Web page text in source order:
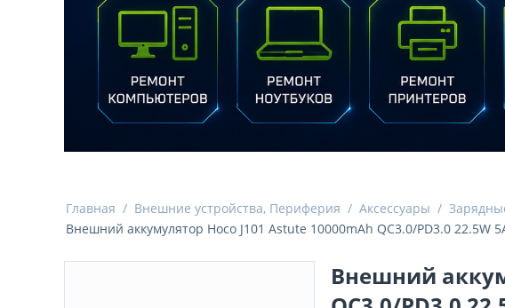
Главная / Внешние устройства, Периферия / Аксессуары /
Внешний аккумулятор Hoco J101 Astute 10000mAh QC3.0/PD3.0 22.5W
Внешний